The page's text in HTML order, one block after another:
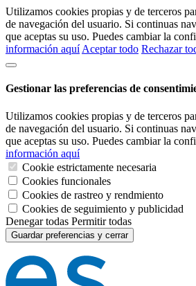
Utilizamos cookies propias y de terceros
de navegación del usuario. Si continuas
que aceptas su uso. Puedes cambiar la
información aquí Aceptar todo Rechazar
Gestionar las preferencias de
Utilizamos cookies propias y de terceros
de navegación del usuario. Si continuas
que aceptas su uso. Puedes cambiar la
información aquí
Cookie estrictamente necesaria
Cookies funcionales
Cookies de rastreo y rendmiento
Cookies de seguimiento y publicidad
Denegar todas Permitir todas
Guardar preferencias y cerrar